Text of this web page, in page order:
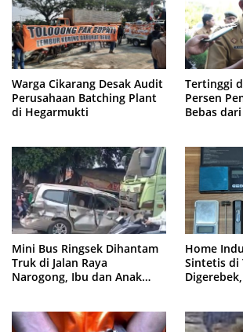
Warga Cikarang Desak Audit
Perusahaan Batching Plant
di Hegarmukti
Tertinggi
Persen
Bebas
Mini Bus Ringsek Dihantam
Truk di Jalan Raya
Narogong, Ibu dan Anak
Home
Sintetis di